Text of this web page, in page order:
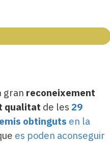
gran reconeixement
qualitat de les 29
obtinguts en la
es poden aconseguir